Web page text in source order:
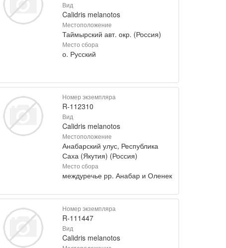
Вид
Calidris melanotos
Местоположение
Таймырский авт. окр. (Россия)
Место сбора
о. Русский
Номер экземпляра
R-112310
Вид
Calidris melanotos
Местоположение
Анабарский улус, Республика
Саха (Якутия) (Россия)
Место сбора
междуречье рр. Анабар и Оленек
Номер экземпляра
R-111447
Вид
Calidris melanotos